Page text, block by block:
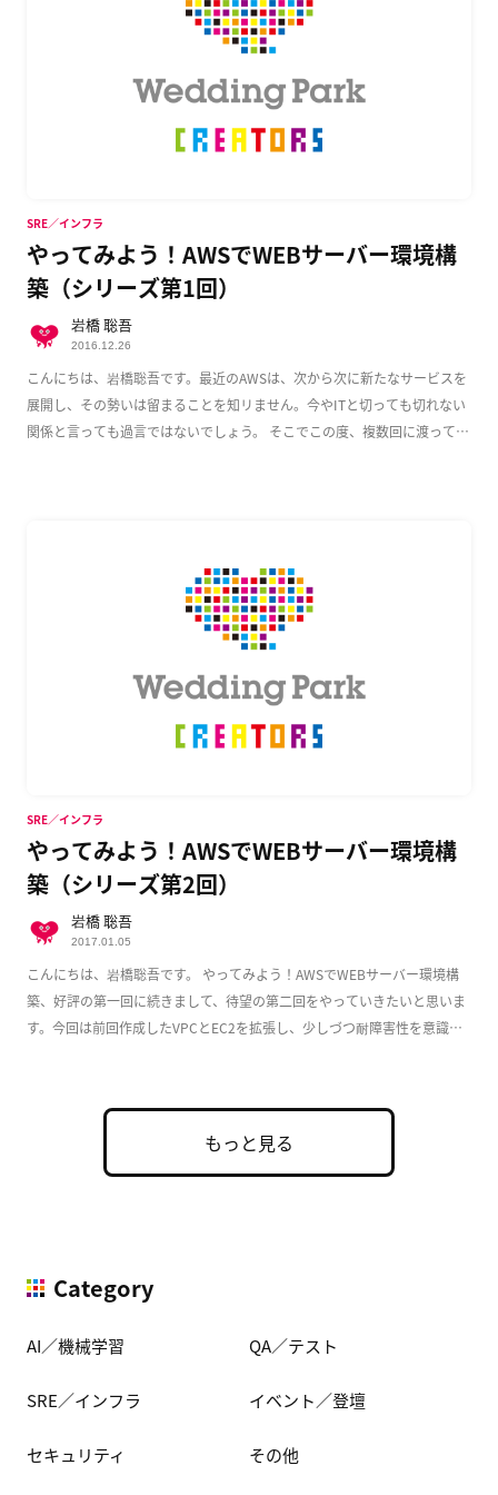
やってみよう！AWSでWEBサーバー環境構
築（シリーズ第1回）
こんにちは、岩橋聡吾です。最近のAWSは、次から次に新たなサービスを
展開し、その勢いは留まることを知リません。今やITと切っても切れない
関係と言っても過言ではないでしょう。 そこでこの度、複数回に渡って
SRE／インフラ
岩橋 聡吾
2016.12.26
やってみよう！AWSでWEBサーバー環境構
築（シリーズ第2回）
こんにちは、岩橋聡吾です。 やってみよう！AWSでWEBサーバー環境構
築、好評の第一回に続きまして、待望の第二回をやっていきたいと思いま
す。今回は前回作成したVPCとEC2を拡張し、少しづつ耐障害性を意識し
SRE／インフラ
岩橋 聡吾
2017.01.05
もっと見る
Category
AI／機械学習 QA／テスト
SRE／インフラ イベント／登壇
セキュリティ その他